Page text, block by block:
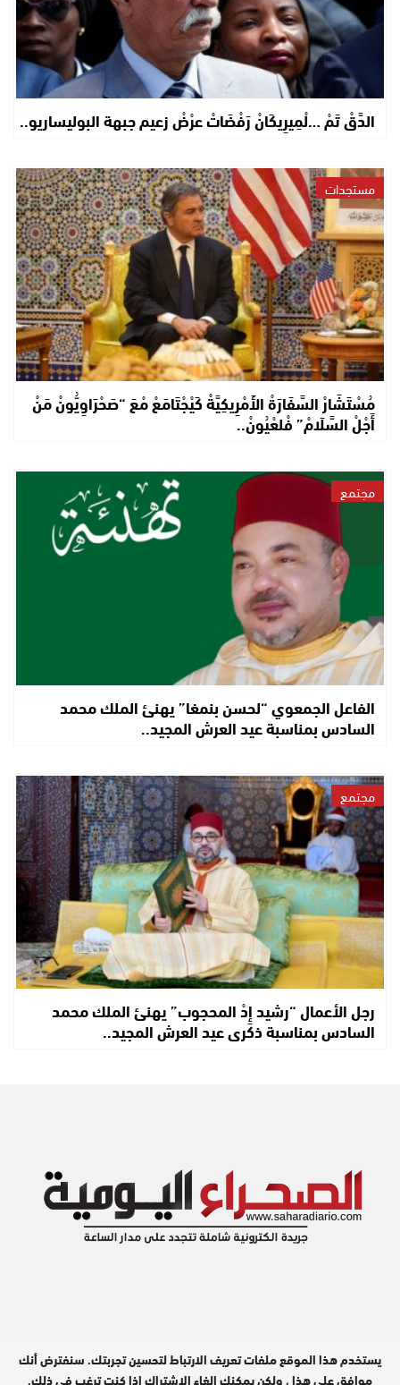
الدَّقْ تَمْ …لْمِيرِيكَانْ رَفْضَاتْ عرْضْ زعيم جبهة البوليساريو..
مستجدات
مُسْتَشَارْ السَّفَارَةْ الأَمْرِيكِيَّةْ كَيْجْتَامَعْ مْعَ “صَحْرَاوِيُّونْ مَنْ
أَجْلْ السَّلَامْ” فْلعْيُونْ..
مجتمع
الفاعل الجمعوي “لحسن بنمغا” يهنئ الملك محمد
السادس بمناسبة عيد العرش المجيد..
مجتمع
رجل الأعمال “رشيد إِدْ المحجوب” يهنئ الملك محمد
السادس بمناسبة ذكرى عيد العرش المجيد..
مدير النشر : عبد الله بيه
يستخدم هذا الموقع ملفات تعريف الارتباط لتحسين تجربتك. سنفترض أنك
موافق على هذا ، ولكن يمكنك إلغاء الاشتراك إذا كنت ترغب في ذلك.